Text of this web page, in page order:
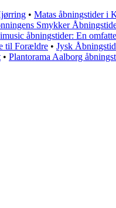
• Matas åbningstider i
Smykker
imusic åbningstider: En
til Forældre • Jysk
• Plantorama Aalborg